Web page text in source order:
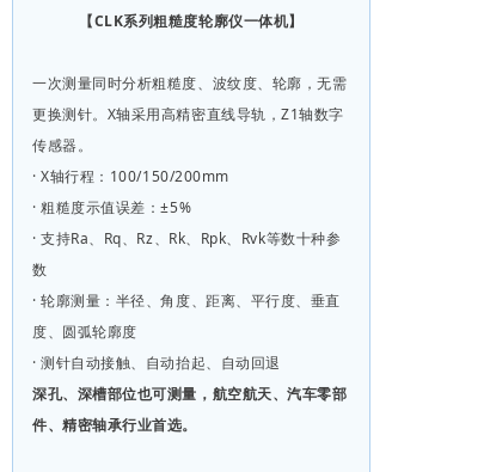
【CLK系列粗糙度轮廓仪一体机】
一次测量同时分析粗糙度、波纹度、轮廓，无需
更换测针。X轴采用高精密直线导轨，Z1轴数字
传感器。
· X轴行程：100/150/200mm
· 粗糙度示值误差：±5%
· 支持Ra、Rq、Rz、Rk、Rpk、Rvk等数十种参
数
· 轮廓测量：半径、角度、距离、平行度、垂直
度、圆弧轮廓度
· 测针自动接触、自动抬起、自动回退
深孔、深槽部位也可测量，航空航天、汽车零部
件、精密轴承行业首选。